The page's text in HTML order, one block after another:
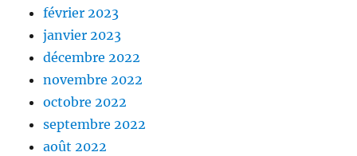
février 2023
janvier 2023
décembre 2022
novembre 2022
octobre 2022
septembre 2022
août 2022